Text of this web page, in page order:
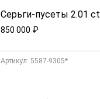
Серьги-пусеты 2.01 ct
850 000 ₽
Aртикул: 5587-9305*